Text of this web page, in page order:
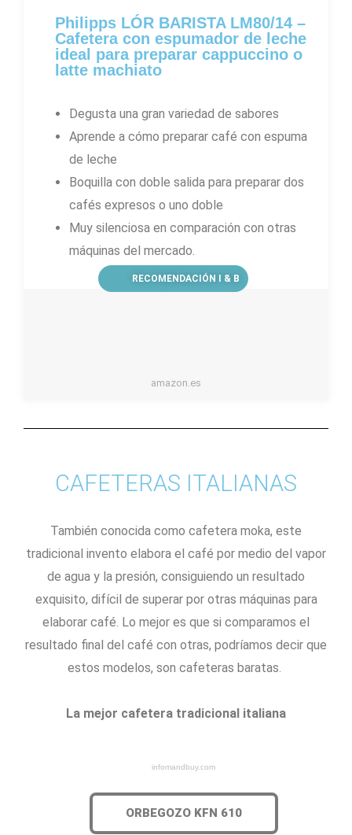
Philipps LÓR BARISTA LM80/14 –
Cafetera con espumador de leche
ideal para preparar cappuccino o
latte machiato
Degusta una gran variedad de sabores
Aprende a cómo preparar café con espuma
de leche
Boquilla con doble salida para preparar dos
cafés expresos o uno doble
Muy silenciosa en comparación con otras
máquinas del mercado.
RECOMENDACIÓN I & B
amazon.es
CAFETERAS ITALIANAS
También conocida como cafetera moka, este
tradicional invento elabora el café por medio del vapor
de agua y la presión, consiguiendo un resultado
exquisito, difícil de superar por otras máquinas para
elaborar café. Lo mejor es que si comparamos el
resultado final del café con otras, podríamos decir que
estos modelos, son cafeteras baratas.
La mejor cafetera tradicional italiana
infomandbuy.com
ORBEGOZO KFN 610